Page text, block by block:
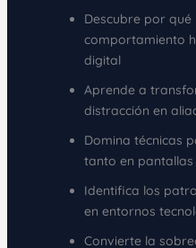
Descubre por
comportamiento
digital
Aprende a
distracción en
Domina técnicas
tanto en
Identifica los
en entornos
Convierte la